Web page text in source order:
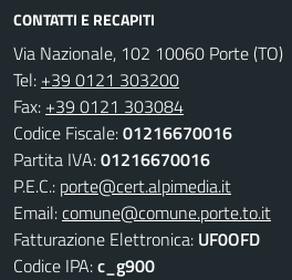
CONTATTI E RECAPITI
Via Nazionale, 102 10060 Porte (TO)
Tel: +39 0121 303200
Fax: +39 0121 303084
Codice Fiscale:01216670016
Partita IVA:01216670016
P.E.C.: porte@cert.alpimedia.it
Email:comune@comune.porte.to.it
Fatturazione Elettronica: UF0OFD
Codice IPA:c_g900